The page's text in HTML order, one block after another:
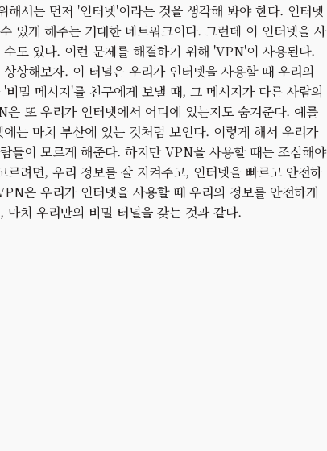
서는 먼저 '인터넷'이라는 것을 생각해 봐야 한다. 인터넷
있게 해주는 거대한 네트워크이다. 그런데 이 인터넷을 사
도 있다. 이런 문제를 해결하기 위해 'VPN'이 사용된다.
상해보자. 이 터널은 우리가 인터넷을 사용할 때 우리의
밀 메시지'를 친구에게 보낼 때, 그 메시지가 다른 사람의
또 우리가 인터넷에서 어디에 있는지도 숨겨준다. 예를
는 마치 부산에 있는 것처럼 보인다. 이렇게 해서 우리가
들이 모르게 해준다. 하지만 VPN을 사용할 때는 조심해야
려면, 우리 정보를 잘 지켜주고, 인터넷을 빠르고 안전하
은 우리가 인터넷을 사용할 때 우리의 정보를 안전하게
치 우리만의 비밀 터널을 갖는 것과 같다.